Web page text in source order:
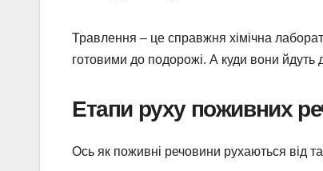
Травлення – це справжня хімічна
готовими до подорожі. А куди вони йдуть
Етапи руху поживних
Ось як поживні речовини рухаються від